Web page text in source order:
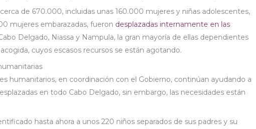
de 670.000, incluidas unas 160.000 mujeres y niñas adolescentes,
mujeres embarazadas, fueron desplazadas internamente en las
Delgado, Niassa y Nampula, la gran mayoría de ellas dependientes
cuyos escasos recursos se están agotando.
humanitarios, en coordinación con el Gobierno, continúan ayudando a
en todo Cabo Delgado, sin embargo, las necesidades están
hasta ahora a unos 220 niños separados de sus padres y su